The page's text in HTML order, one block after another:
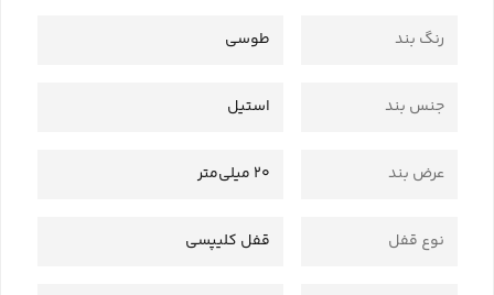
رنگ بند طوسی
جنس بند استیل
عرض بند 20 میلی‌متر
نوع قفل قفل کلیپسی